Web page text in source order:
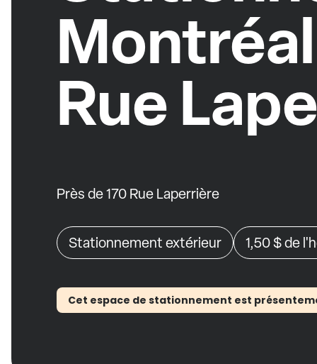
Rue
Près de 170 Rue Laperrière
Stationnement extérieur 1,50 $de
Cet espace de stationnement est